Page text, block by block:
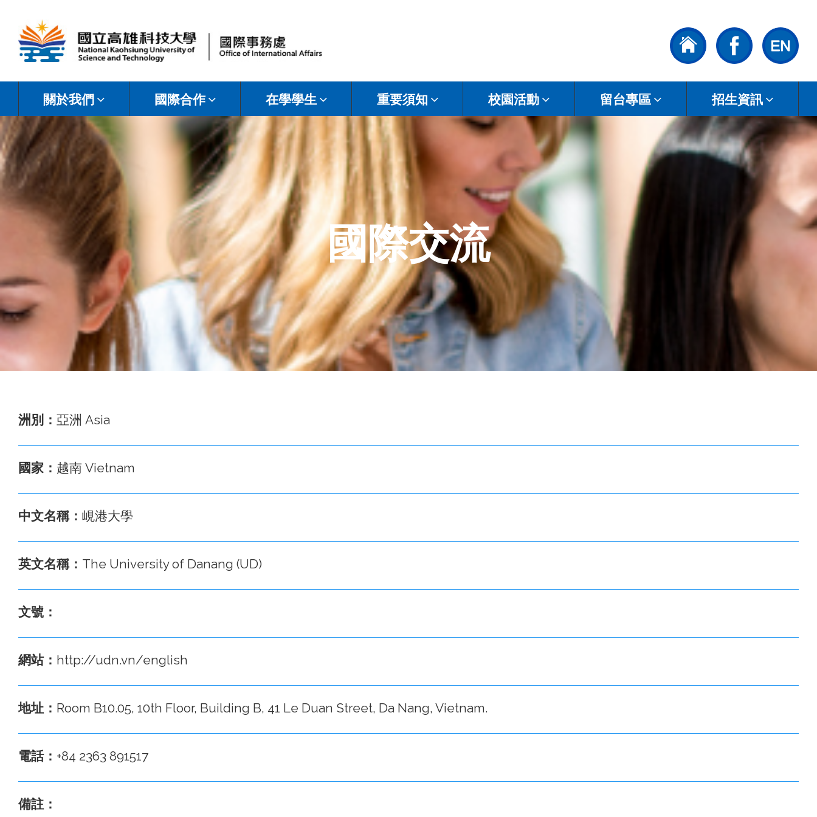
高
雄
科
技
學
事
務
處
關於我們 國際合作 在學學生 重要須知 校園活動 留台專區 招生資訊
國際交流
洲別： 亞洲 Asia
國家： 越南 Vietnam
中文名稱： 峴港大學
英文名稱： The University of Danang (UD)
文號：
網站： http://udn.vn/english
地址： Room B10.05, 10th Floor, Building B, 41 Le Duan Street, Da Nang, Vietnam.
電話： +84 2363 891517
備註：